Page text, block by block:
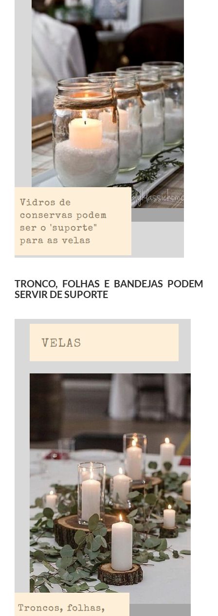
TRONCO, FOLHAS E BANDEJAS PODEM
SERVIR DE SUPORTE